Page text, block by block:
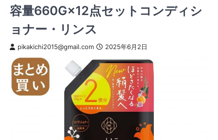
容量660G×12点セットコンディシ
ョナー・リンス
pikakichi2015@gmail.com 2025年6月2日